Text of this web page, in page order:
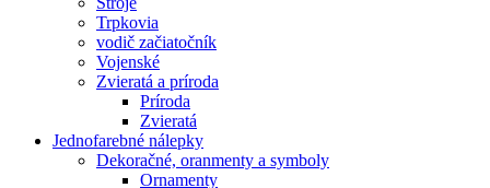
Trpkovia
vodič začiatočník
Vojenské
Zvieratá a príroda
Príroda
Zvieratá
Jednofarebné nálepky
Dekoračné, oranmenty a symboly
Ornamenty